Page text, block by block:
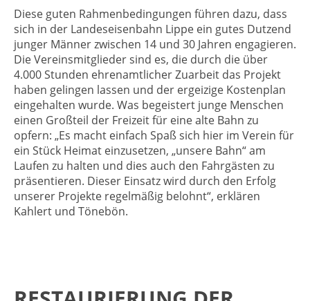
Diese guten Rahmenbedingungen führen dazu, dass
sich in der Landeseisenbahn Lippe ein gutes Dutzend
junger Männer zwischen 14 und 30 Jahren engagieren.
Die Vereinsmitglieder sind es, die durch die über
4.000 Stunden ehrenamtlicher Zuarbeit das Projekt
haben gelingen lassen und der ergeizige Kostenplan
eingehalten wurde. Was begeistert junge Menschen
einen Großteil der Freizeit für eine alte Bahn zu
opfern: „Es macht einfach Spaß sich hier im Verein für
ein Stück Heimat einzusetzen, „unsere Bahn“ am
Laufen zu halten und dies auch den Fahrgästen zu
präsentieren. Dieser Einsatz wird durch den Erfolg
unserer Projekte regelmäßig belohnt“, erklären
Kahlert und Tönebön.
des